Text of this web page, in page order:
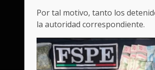
Por tal motivo, tanto los
la autoridad correspondiente.